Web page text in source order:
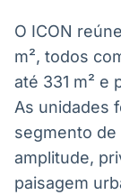
O ICON
m², todos
até 331 m² e
As unidades
segmento de
amplitude,
paisagem